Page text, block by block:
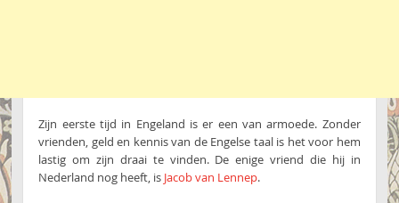
Zijn eerste tijd in Engeland is er een van armoede. Zonder
vrienden, geld en kennis van de Engelse taal is het voor hem
lastig om zijn draai te vinden. De enige vriend die hij in
Nederland nog heeft, is Jacob van Lennep.